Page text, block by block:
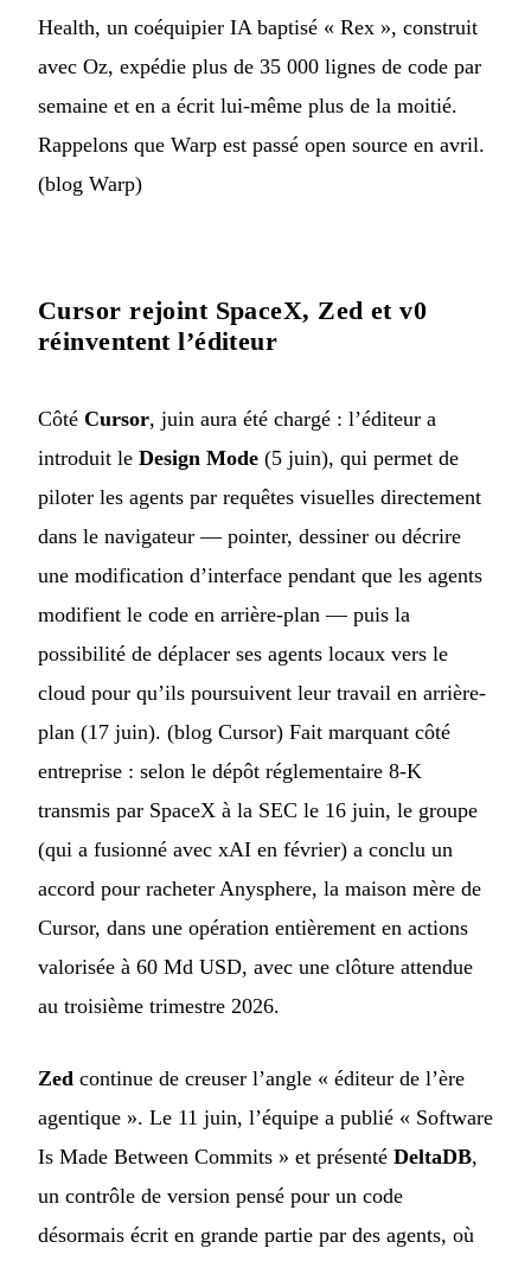
Health, un coéquipier IA baptisé « Rex », construit
avec Oz, expédie plus de 35 000 lignes de code par
semaine et en a écrit lui-même plus de la moitié.
Rappelons que Warp est passé open source en avril.
(blog Warp)
Cursor rejoint SpaceX, Zed et v0
réinventent l’éditeur
Côté Cursor, juin aura été chargé : l’éditeur a
introduit le Design Mode (5 juin), qui permet de
piloter les agents par requêtes visuelles directement
dans le navigateur — pointer, dessiner ou décrire
une modification d’interface pendant que les agents
modifient le code en arrière-plan — puis la
possibilité de déplacer ses agents locaux vers le
cloud pour qu’ils poursuivent leur travail en arrière-
plan (17 juin). (blog Cursor) Fait marquant côté
entreprise : selon le dépôt réglementaire 8-K
transmis par SpaceX à la SEC le 16 juin, le groupe
(qui a fusionné avec xAI en février) a conclu un
accord pour racheter Anysphere, la maison mère de
Cursor, dans une opération entièrement en actions
valorisée à 60 Md USD, avec une clôture attendue
au troisième trimestre 2026.
Zed continue de creuser l’angle « éditeur de l’ère
agentique ». Le 11 juin, l’équipe a publié « Software
Is Made Between Commits » et présenté DeltaDB,
un contrôle de version pensé pour un code
désormais écrit en grande partie par des agents, où